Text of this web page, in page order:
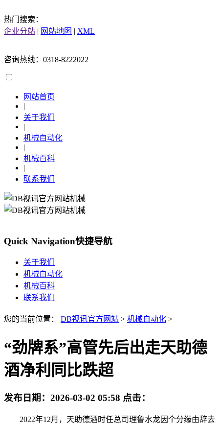
热门搜索：
企业分站 | 网站地图 | XML
咨询热线：0318-8222022
网站首页
|
关于我们
|
机械自动化
|
机械百科
|
联系我们
Quick Navigation快捷导航
关于我们
机械自动化
机械百科
联系我们
您的当前位置： DB视讯官方网站 > 机械自动化 >
“劲牌系”高管先后出走天助德
酒净利同比跌超
发布日期： 2026-03-02 05:58 点击：
2022年12月，天助德酒时任总司理鲁水龙因个分缘由辞去